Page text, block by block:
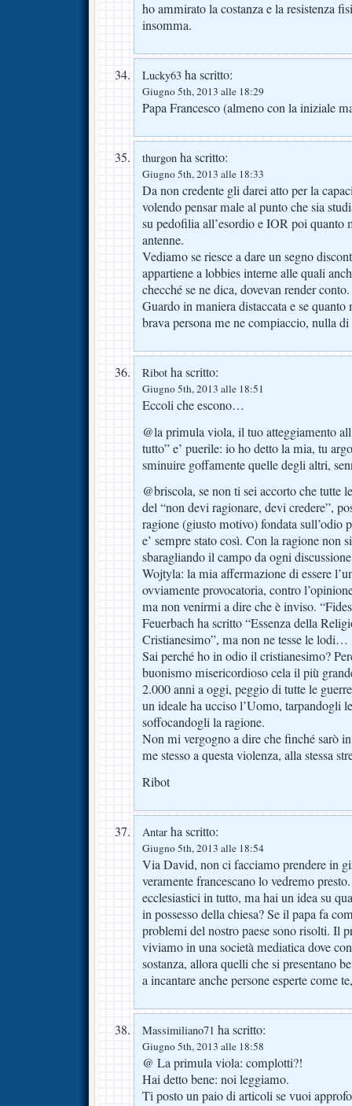
ho ammirato la costanza e la resistenza
insomma.
Lucky63 ha scritto:
Giugno 5th, 2013 alle 18:29
Papa Francesco (almeno con la iniziale
thurgon ha scritto:
Giugno 5th, 2013 alle 18:33
Da non credente gli darei atto per la
volendo pensar male al punto che sia
su pedofilia all’esordio e IOR poi quanto
antenne.
Vediamo se riesce a dare un segno
appartiene a lobbies interne alle quali
checché se ne dica, dovevan render conto.
Guardo in maniera distaccata e se
brava persona me ne compiaccio, nulla
Ribot ha scritto:
Giugno 5th, 2013 alle 18:51
Eccoli che escono…
@la primula viola, il tuo atteggiamento
tutto” e’ puerile: io ho detto la mia, tu
sminuire goffamente quelle degli altri,
@briscola, se non ti sei accorto che tutte
del “non devi ragionare, devi credere”,
ragione (giusto motivo) fondata sull’odio
e’ sempre stato così. Con la ragione non
sbaragliando il campo da ogni
Wojtyla: la mia affermazione di essere
ovviamente provocatoria, contro
ma non venirmi a dire che è inviso.
Feuerbach ha scritto “Essenza della
Cristianesimo”, ma non ne tesse le lodi…
Sai perché ho in odio il cristianesimo?
buonismo misericordioso cela il più
2.000 anni a oggi, peggio di tutte le
un ideale ha ucciso l’Uomo, tarpandogli
soffocandogli la ragione.
Non mi vergogno a dire che finché sarò
me stesso a questa violenza, alla stessa
Ribot
Antar ha scritto:
Giugno 5th, 2013 alle 18:54
Via David, non ci facciamo prendere in
veramente francescano lo vedremo
ecclesiastici in tutto, ma hai un idea su
in possesso della chiesa? Se il papa fa
problemi del nostro paese sono risolti. Il
viviamo in una società mediatica dove
sostanza, allora quelli che si presentano
a incantare anche persone esperte come
Massimiliano71 ha scritto:
Giugno 5th, 2013 alle 18:58
@ La primula viola: complotti?!
Hai detto bene: noi leggiamo.
Ti posto un paio di articoli se vuoi